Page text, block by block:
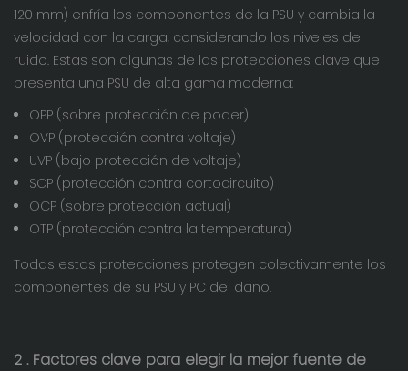
120 mm) enfría los componentes de la PSU y cambia la
velocidad con la carga, considerando los niveles de
ruido. Estas son algunas de las protecciones clave que
presenta una PSU de alta gama moderna:
OPP (sobre protección de poder)
OVP (protección contra voltaje)
UVP (bajo protección de voltaje)
SCP (protección contra cortocircuito)
OCP (sobre protección actual)
OTP (protección contra la temperatura)
Todas estas protecciones protegen colectivamente los
componentes de su PSU y PC del daño.
2 . Factores clave para elegir la mejor fuente de